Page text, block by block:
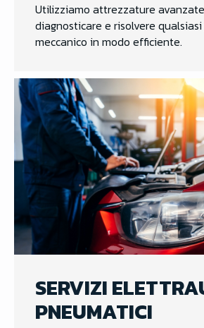
Utilizziamo attrezzature
diagnosticare e risolvere
meccanico in modo efficiente.
SERVIZI
PNEUMATICI